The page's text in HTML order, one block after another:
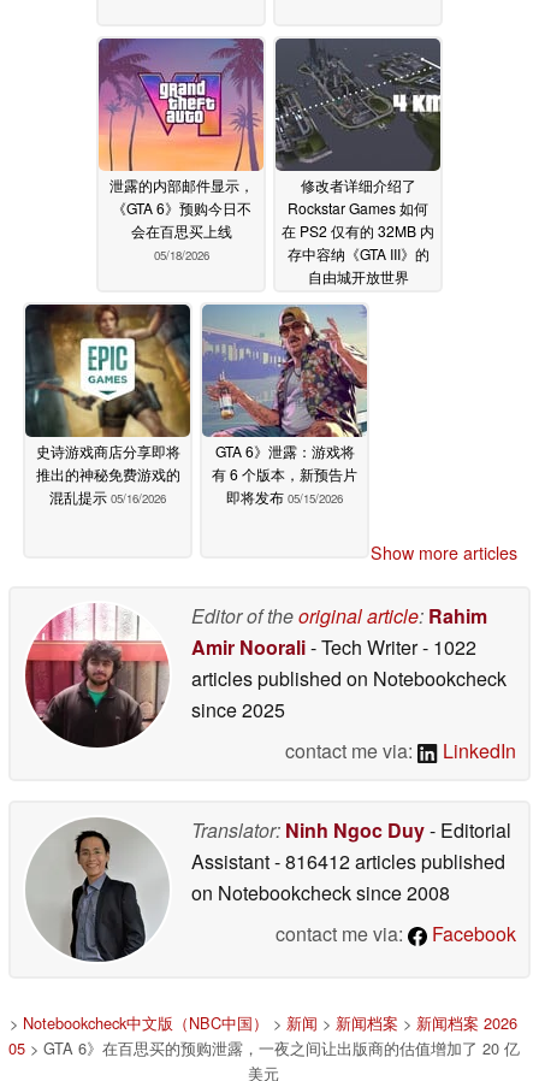
泄露的内部邮件显示，
《GTA 6》预购今日不
会在百思买上线
05/18/2026
修改者详细介绍了
Rockstar Games 如何
在 PS2 仅有的 32MB 内
存中容纳《GTA III》的
自由城开放世界
05/17/2026
史诗游戏商店分享即将
推出的神秘免费游戏的
混乱提示 05/16/2026
GTA 6》泄露：游戏将
有 6 个版本，新预告片
即将发布 05/15/2026
Show more articles
Editor of theoriginal article: Rahim
Amir Noorali- Tech Writer- 1022
articles published on Notebookcheck
since 2025
contact me via:
LinkedIn
Translator: Ninh Ngoc Duy- Editorial
Assistant- 816412 articles published
on Notebookchecksince 2008
contact me via:
Facebook
> Notebookcheck中文版（NBC中国） > 新闻 > 新闻档案 > 新闻档案 2026
05> GTA 6》在百思买的预购泄露，一夜之间让出版商的估值增加了 20 亿
美元